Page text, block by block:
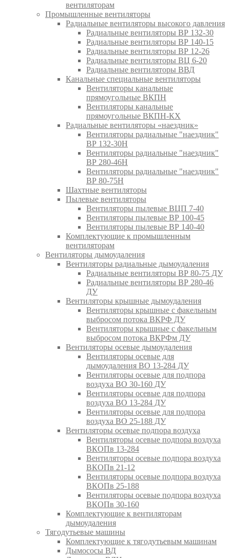
вентиляторам
Промышленные вентиляторы
Радиальные вентиляторы высокого давления
Радиальные вентиляторы ВР 132-30
Радиальные вентиляторы ВР 140-15
Радиальные вентиляторы ВР 12-26
Радиальные вентиляторы ВЦ 6-20
Радиальные вентиляторы ВВД
Канальные специальные вентиляторы
Вентиляторы канальные
прямоугольные ВКПН
Вентиляторы канальные
прямоугольные ВКПН-КХ
Радиальные вентиляторы «наездник»
Вентиляторы радиальные "наездник"
ВР 132-30Н
Вентиляторы радиальные "наездник"
ВР 280-46Н
Вентиляторы радиальные "наездник"
ВР 80-75Н
Шахтные вентиляторы
Пылевые вентиляторы
Вентиляторы пылевые ВЦП 7-40
Вентиляторы пылевые ВР 100-45
Вентиляторы пылевые ВР 140-40
Комплектующие к промышленным
вентиляторам
Вентиляторы дымоудаления
Вентиляторы радиальные дымоудаления
Радиальные вентиляторы ВР 80-75 ДУ
Радиальные вентиляторы ВР 280-46
ДУ
Вентиляторы крышные дымоудаления
Вентиляторы крышные с факельным
выбросом потока ВКРФ ДУ
Вентиляторы крышные с факельным
выбросом потока ВКРФм ДУ
Вентиляторы осевые дымоудаления
Вентиляторы осевые для
дымоудаления ВО 13-284 ДУ
Вентиляторы осевые для подпора
воздуха ВО 30-160 ДУ
Вентиляторы осевые для подпора
воздуха ВО 13-284 ДУ
Вентиляторы осевые для подпора
воздуха ВО 25-188 ДУ
Вентиляторы осевые подпора воздуха
Вентиляторы осевые подпора воздуха
ВКОПв 13-284
Вентиляторы осевые подпора воздуха
ВКОПв 21-12
Вентиляторы осевые подпора воздуха
ВКОПв 25-188
Вентиляторы осевые подпора воздуха
ВКОПв 30-160
Комплектующие к вентиляторам
дымоудаления
Тягодутьевые машины
Комплектующие к тягодутьевым машинам
Дымососы ВД